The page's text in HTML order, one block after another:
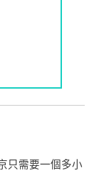
只需要一個多小